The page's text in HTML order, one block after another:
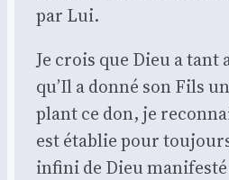
par Lui.
Je crois que Dieu a tant
qu’Il a don­né son Fils
plant ce don, je
est éta­blie pour
infi­ni de Dieu